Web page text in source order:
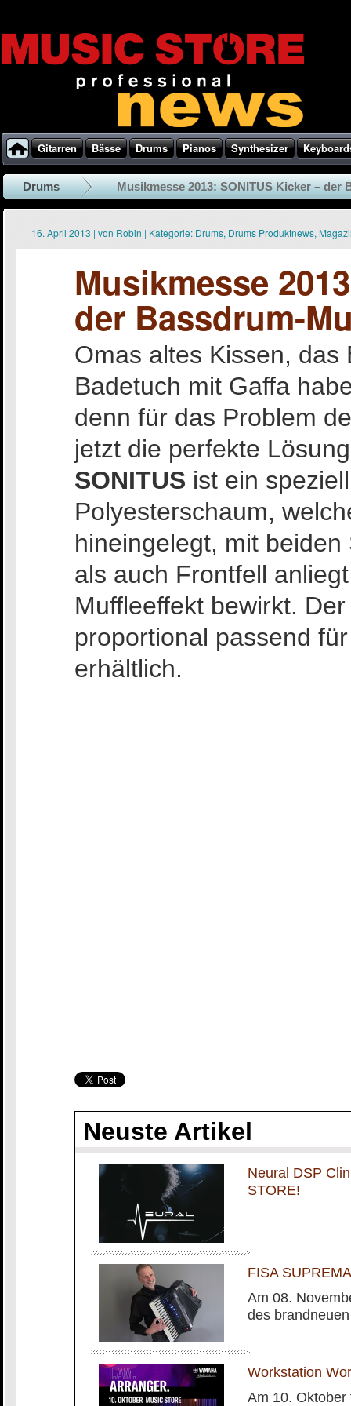
Gitarren Bässe Drums Pianos Synthesizer
Drums Musikmesse 2013: SONITUS Kicker – der
16. April 2013 | von Robin | Kategorie: Drums, Drums Produktnews,
Musikmesse
der Bassdrum-
Omas altes Kissen,
Badetuch mit Gaffa
denn für das Problem
jetzt die perfekte
SONITUS ist ein
Polyesterschaum,
hineingelegt, mit
als auch Frontfell
Muffleeffekt bewirkt.
proportional passend
erhältlich.
Neuste Artikel
Neural DSP
STORE!
FISA
Am 08.
des
Workstation
Am 10.